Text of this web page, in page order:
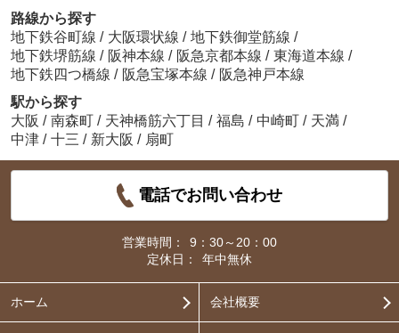
路線から探す
地下鉄谷町線 / 大阪環状線 / 地下鉄御堂筋線 /
地下鉄堺筋線 / 阪神本線 / 阪急京都本線 / 東海道本線 /
地下鉄四つ橋線 / 阪急宝塚本線 / 阪急神戸本線
駅から探す
大阪 / 南森町 / 天神橋筋六丁目 / 福島 / 中崎町 / 天満 /
中津 / 十三 / 新大阪 / 扇町
電話でお問い合わせ
営業時間：
9：30～20：00
定休日：
年中無休
ホーム 会社概要